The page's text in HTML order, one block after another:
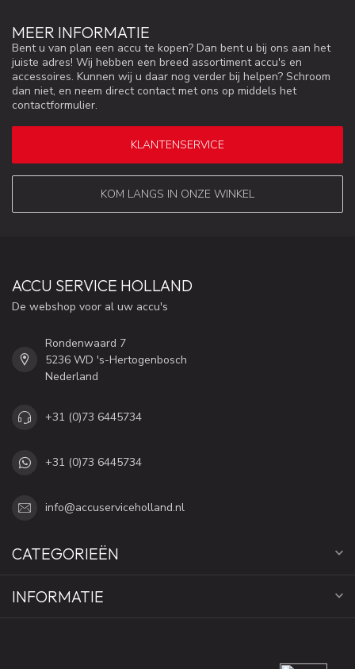
MEER INFORMATIE
Bent u van plan een accu te kopen? Dan bent u bij ons aan het
juiste adres! Wij hebben een breed assortiment accu's en
accessoires. Kunnen wij u daar nog verder bij helpen? Schroom
dan niet, en neem direct contact met ons op middels het
contactformulier.
KLANTENSERVICE
KOM LANGS IN ONZE WINKEL
ACCU SERVICE HOLLAND
De webshop voor al uw accu's
Rondenwaard 7
5236 WD 's-Hertogenbosch
Nederland
+31 (0)73 6445734
+31 (0)73 6445734
info@accuserviceholland.nl
CATEGORIEËN
INFORMATIE